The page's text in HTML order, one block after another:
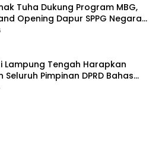
Tuha Dukung Program MBG,
Opening Dapur SPPG Negara
Tengah
Lampung Tengah Harapkan
Seluruh Pimpinan DPRD Bahas
APBD Tahun 2027